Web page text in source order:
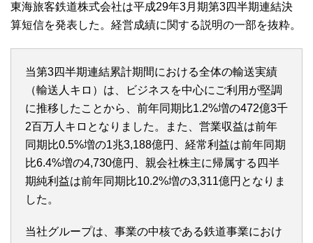
東海旅客鉄道株式会社は平成29年3月期第3四半期連結決
算短信を発表した。経営成績に関する説明の一部を抜粋。
当第3四半期連結累計期間における全体の輸送実績
（輸送人キロ）は、ビジネスを中心にご利用が堅調
に推移したことから、前年同期比1.2%増の472億3千
2百万人キロとなりました。また、営業収益は前年
同期比0.5%増の1兆3,188億円、経常利益は前年同期
比6.4%増の4,730億円、親会社株主に帰属する四半
期純利益は前年同期比10.2%増の3,311億円となりま
した。
当社グループは、事業の中核である鉄道事業におけ